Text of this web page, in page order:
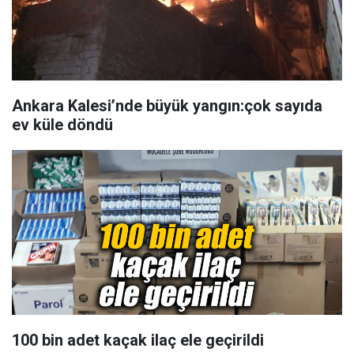
Ankara Kalesi’nde büyük yangın:çok sayıda
ev küle döndü
100 bin adet kaçak ilaç ele geçirildi